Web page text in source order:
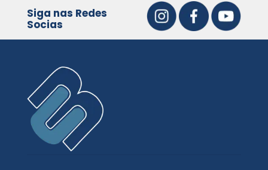
Siga nas Redes
Socias